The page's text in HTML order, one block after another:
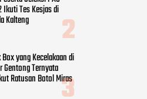
dengan
Kota Besi Gelar
di Rumah Kosong
Ditinggal Mudik